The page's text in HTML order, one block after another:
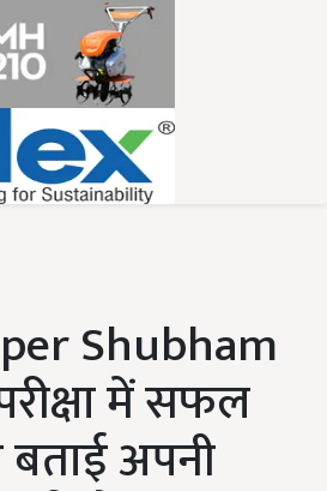
Shubham
में सफल
अपनी